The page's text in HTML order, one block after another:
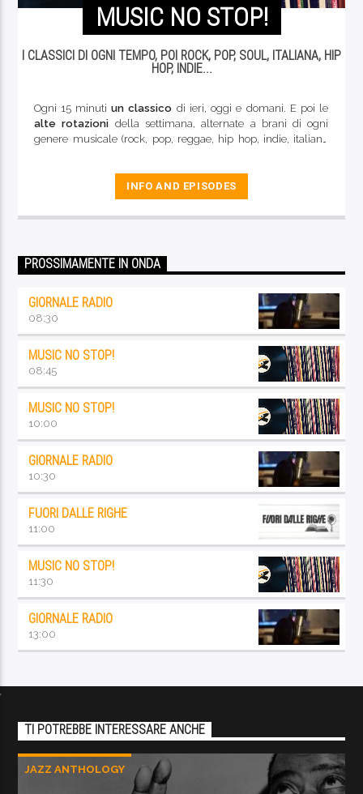
MUSIC NO STOP!
I CLASSICI DI OGNI TEMPO, POI ROCK, POP, SOUL, ITALIANA, HIP
HOP, INDIE...
Ogni 15 minutiun classico di ieri, oggi e domani. E poi le
alte rotazioni della settimana, alternate a brani di ogni
genere musicale (rock, pop, reggae, hip hop, indie, italiana
INFO AND EPISODES
PROSSIMAMENTE IN ONDA
GIORNALE RADIO
08:30
MUSIC NO STOP!
08:45
MUSIC NO STOP!
10:00
GIORNALE RADIO
10:30
FUORI DALLE RIGHE
11:00
MUSIC NO STOP!
11:30
GIORNALE RADIO
13:00
TI POTREBBE INTERESSARE ANCHE
JAZZ ANTHOLOGY